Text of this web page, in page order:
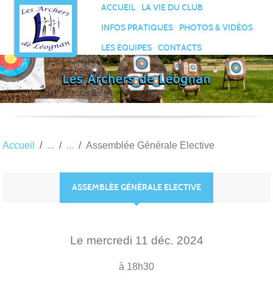
ACCUEIL
LA VIE DU CLUB
INFOS PRATIQUES
PHOTOS & VIDÉOS
LES ÉQUIPES
CONTACTS
Accueil Assemblée Générale Elective
ASSEMBLÉE GÉNÉRALE ELECTIVE
Le mercredi 11 déc. 2024
à 18h30
Panneau de gestion des cookies